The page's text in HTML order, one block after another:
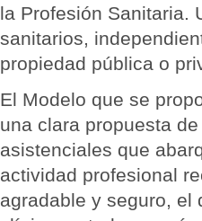
la Profesión Sanitaria.
sanitarios,
propiedad pública o
El Modelo que se
una clara propuesta
asistenciales que
actividad profesional
agradable y seguro, el